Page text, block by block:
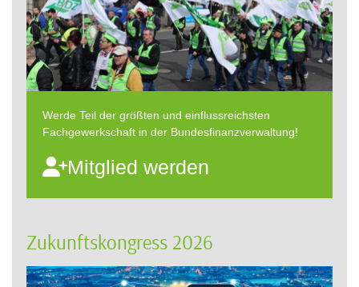
Werde Teil der größten und einflussreichsten
Fachgewerkschaft in der Bundesfinanzverwaltung!
Mitglied werden
Zukunftskongress 2026